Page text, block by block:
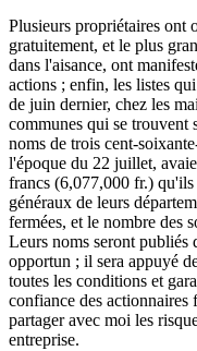
Plusieurs propriétaires ont
gratuitement, et le plus
dans l'aisance, ont
actions ; enfin, les listes
de juin dernier, chez les
communes qui se trouvent
noms de trois cent-
l'époque du 22 juillet,
francs (6,077,000 fr.) qu'ils
généraux de leurs
fermées, et le nombre des
Leurs noms seront publiés
opportun ; il sera appuyé
toutes les conditions et
confiance des
partager avec moi les
entreprise.